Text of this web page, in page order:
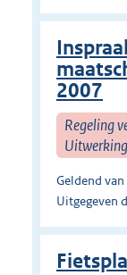
2007
Regeling
Geldend
Uitgegeven